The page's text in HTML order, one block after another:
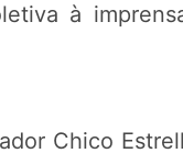
à
Chico